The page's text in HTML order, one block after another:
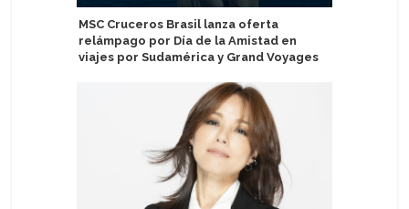
MSC Cruceros Brasil lanza oferta
relámpago por Día de la Amistad en
viajes por Sudamérica y Grand Voyages